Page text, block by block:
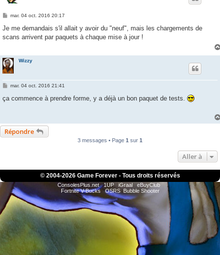
M
s
a
mar. 04 oct. 2016 20:17
Je me demandais s'il allait y avoir du "neuf", mais les chargements de
scans arrivent par paquets à chaque mise à jour !
Wizzy
M
s
mar. 04 oct. 2016 21:41
ça commence à prendre forme, y a déjà un bon paquet de tests.
Répondre
3 messages • Page 1 sur 1
Aller à
© 2004-2026 Game Forever - Tous droits réservés
ConsolesPlus.net 1UP iGraal
eBuyClub
Fortnite V-Bucks
OSRS Bubble Shooter